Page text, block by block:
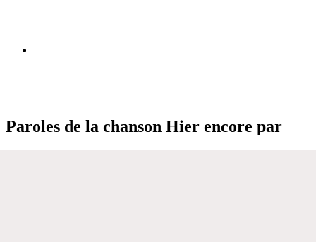
Paroles de la chanson Hier encore par